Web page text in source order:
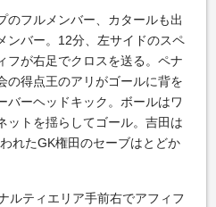
フルメンバー、カタールも出
ンバー。12分、左サイドのスペ
フが右足でクロスを送る。ペナ
の得点王のアリがゴールに背を
バーヘッドキック。ボールはワ
ットを揺らしてゴール。吉田は
れたGK権田のセーブはとどか
ルティエリア手前右でアフィフ